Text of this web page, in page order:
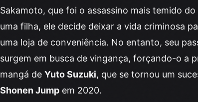
Sakamoto, que foi o assassino mais temido
uma filha, ele decide deixar a vida criminosa
uma loja de conveniência. No entanto, seu
surgem em busca de vingança, forçando-o a
mangá de Yuto Suzuki, que se tornou um
Shonen Jump em 2020.